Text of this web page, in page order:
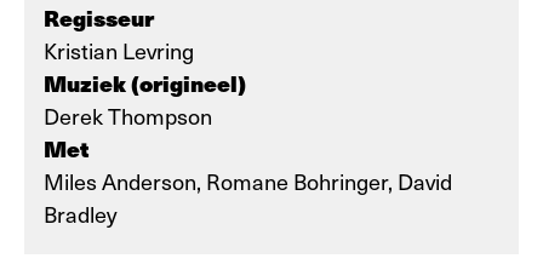
Regisseur
Kristian Levring
Muziek (origineel)
Derek Thompson
Met
Miles Anderson, Romane Bohringer, David
Bradley